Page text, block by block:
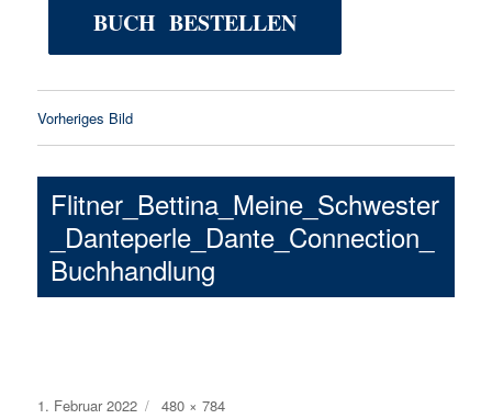
BUCH BESTELLEN
Vorheriges Bild
Flitner_Bettina_Meine_Schwester
_Danteperle_Dante_Connection_
Buchhandlung
Veröffentlicht
1. Februar 2022
Volle
480 × 784